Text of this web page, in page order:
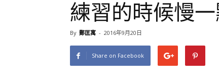
練習的時候慢
By 鄭匡寓 - 2016年9月20日
Share on Facebook